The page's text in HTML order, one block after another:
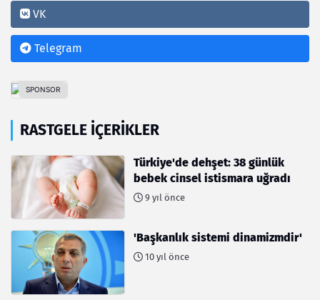
VK
Telegram
RASTGELE İÇERIKLER
Türkiye'de dehşet: 38 günlük
bebek cinsel istismara uğradı
9 yıl önce
'Başkanlık sistemi dinamizmdir'
10 yıl önce